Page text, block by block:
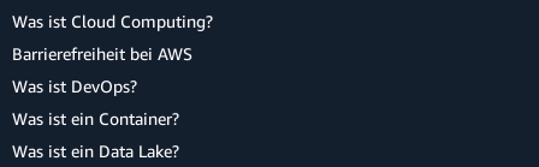
Was ist Cloud Computing?
Barrierefreiheit bei AWS
Was ist DevOps?
Was ist ein Container?
Was ist ein Data Lake?